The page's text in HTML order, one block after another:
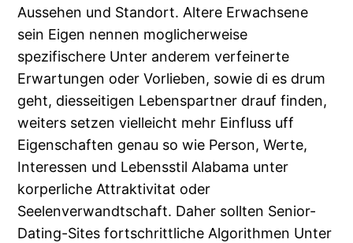
Aussehen und Standort. Altere Erwachsene
sein Eigen nennen moglicherweise
spezifischere Unter anderem verfeinerte
Erwartungen oder Vorlieben, sowie di es drum
geht, diesseitigen Lebenspartner drauf finden,
weiters setzen vielleicht mehr Einfluss uff
Eigenschaften genau so wie Person, Werte,
Interessen und Lebensstil Alabama unter
korperliche Attraktivitat oder
Seelenverwandtschaft. Daher sollten Senior-
Dating-Sites fortschrittliche Algorithmen Unter